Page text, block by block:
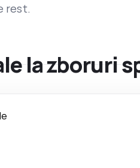
rest.
la zboruri